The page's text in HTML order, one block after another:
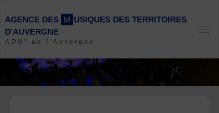
content
AGENCE DES M USIQUES DES TERRITOIRES
D'AUVERGNE
ADN* de l'Auvergne